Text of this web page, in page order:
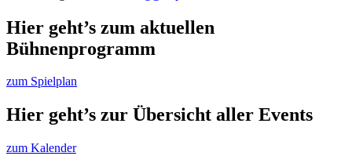
Hier geht’s zum aktuellen
Bühnenprogramm
zum Spielplan
Hier geht’s zur Übersicht aller Events
zum Kalender